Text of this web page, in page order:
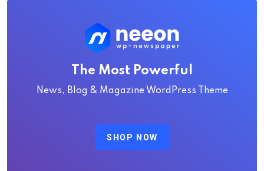
The Most Powerful
News, Blog & Magazine WordPress Theme
SHOP NOW